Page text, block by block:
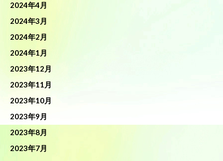
2024年4月
2024年3月
2024年2月
2024年1月
2023年12月
2023年11月
2023年10月
2023年9月
2023年8月
2023年7月